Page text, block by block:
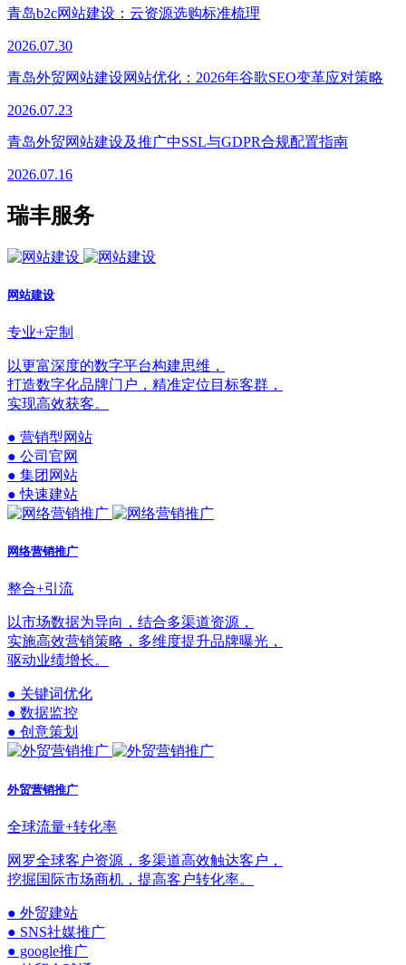
青岛b2c网站建设：云资源选购标准梳理
2026.07.30
青岛外贸网站建设网站优化：2026年谷歌SEO变革应对策略
2026.07.23
青岛外贸网站建设及推广中SSL与GDPR合规配置指南
2026.07.16
瑞丰服务
网站建设
专业+定制
以更富深度的数字平台构建思维，
打造数字化品牌门户，精准定位目标客群，
实现高效获客。
● 营销型网站
● 公司官网
● 集团网站
● 快速建站
网络营销推广
整合+引流
以市场数据为导向，结合多渠道资源，
实施高效营销策略，多维度提升品牌曝光，
驱动业绩增长。
● 关键词优化
● 数据监控
● 创意策划
外贸营销推广
全球流量+转化率
网罗全球客户资源，多渠道高效触达客户，
挖掘国际市场商机，提高客户转化率。
● 外贸建站
● SNS社媒推广
● google推广